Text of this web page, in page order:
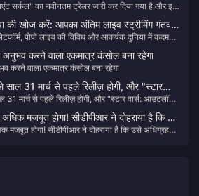
किया जाएगा
सर्कल" का नवीनतम ट्रेलर जारी कर दिया गया है और इस
की खोज करें: आपका अंतिम लाइव स्ट्रीमिंग गंतव्य
पोपो लाइव की विविध और आकर्षक दुनिया में कदम
टॉप-अप गाइड के साथ अपने देखने के अनुभव को बेहतर
करने वाला एकमात्र कंसोल बना रहेगा
करने वाला एकमात्र कंसोल बना रहेगा
31 मार्च से पहले रिलीज़ होगी, और "स्टार
तक रिलीज़ होगी।
मार्च से पहले रिलीज़ होगी, और "स्टार वार्स: आउटलॉज़"
अधिक मजबूत होगा! सीडीपीआर ने दोहराया है कि उसे
है
मजबूत होगा! सीडीपीआर ने दोहराया है कि उसे अधिग्रहण